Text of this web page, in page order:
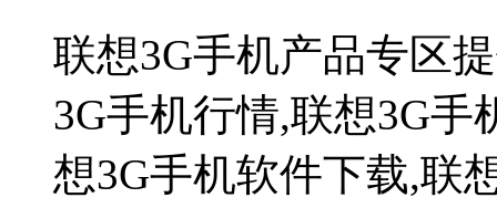
联想3G手机产品专区
3G手机行情,联想3G手
想3G手机软件下载,联